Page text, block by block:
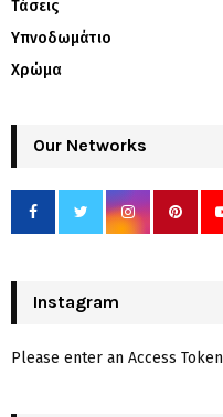
Τάσεις
Υπνοδωμάτιο
Χρώμα
Our Networks
Instagram
Please enter an Access Token